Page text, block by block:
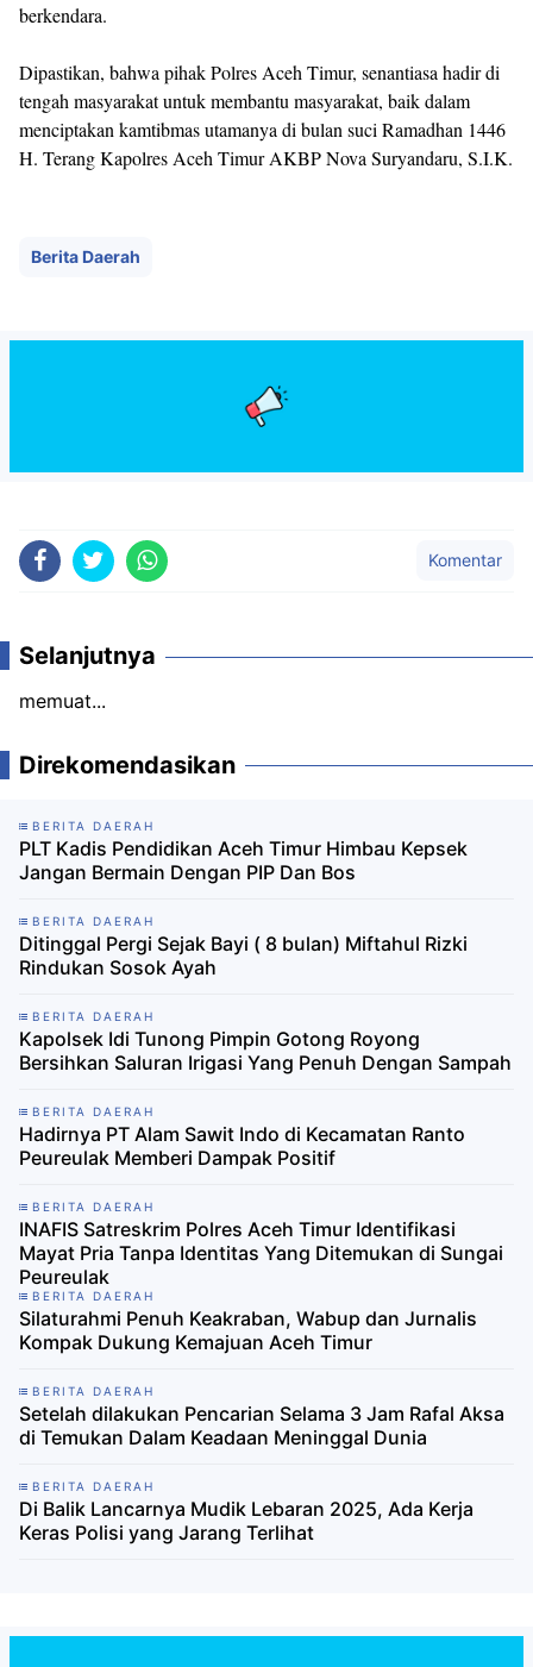
berkendara.
Dipastikan, bahwa pihak Polres Aceh Timur, senantiasa hadir di
tengah masyarakat untuk membantu masyarakat, baik dalam
menciptakan kamtibmas utamanya di bulan suci Ramadhan 1446
H. Terang Kapolres Aceh Timur AKBP Nova Suryandaru, S.I.K.
Berita Daerah
Komentar
Selanjutnya
memuat...
Direkomendasikan
BERITA DAERAH
PLT Kadis Pendidikan Aceh Timur Himbau Kepsek
Jangan Bermain Dengan PIP Dan Bos
BERITA DAERAH
Ditinggal Pergi Sejak Bayi ( 8 bulan) Miftahul Rizki
Rindukan Sosok Ayah
BERITA DAERAH
Kapolsek Idi Tunong Pimpin Gotong Royong
Bersihkan Saluran Irigasi Yang Penuh Dengan Sampah
BERITA DAERAH
Hadirnya PT Alam Sawit Indo di Kecamatan Ranto
Peureulak Memberi Dampak Positif
BERITA DAERAH
INAFIS Satreskrim Polres Aceh Timur Identifikasi
Mayat Pria Tanpa Identitas Yang Ditemukan di Sungai
Peureulak
BERITA DAERAH
Silaturahmi Penuh Keakraban, Wabup dan Jurnalis
Kompak Dukung Kemajuan Aceh Timur
BERITA DAERAH
Setelah dilakukan Pencarian Selama 3 Jam Rafal Aksa
di Temukan Dalam Keadaan Meninggal Dunia
BERITA DAERAH
Di Balik Lancarnya Mudik Lebaran 2025, Ada Kerja
Keras Polisi yang Jarang Terlihat